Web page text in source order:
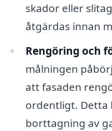
skador eller
åtgärdas innan
Rengöring och
målningen
att fasaden
ordentligt. Detta
borttagning av